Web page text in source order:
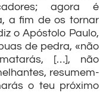
agora é
a fim de os tornar
o Apóstolo Paulo,
de pedra, «não
[…], não
resumem-
o teu próximo